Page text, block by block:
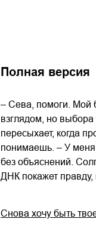
Полная версия
– Сева, помоги. Мой
взглядом, но
пересыхает, когда
понимаешь. – У меня
без объяснений.
ДНК покажет правду,
Снова хочу быть